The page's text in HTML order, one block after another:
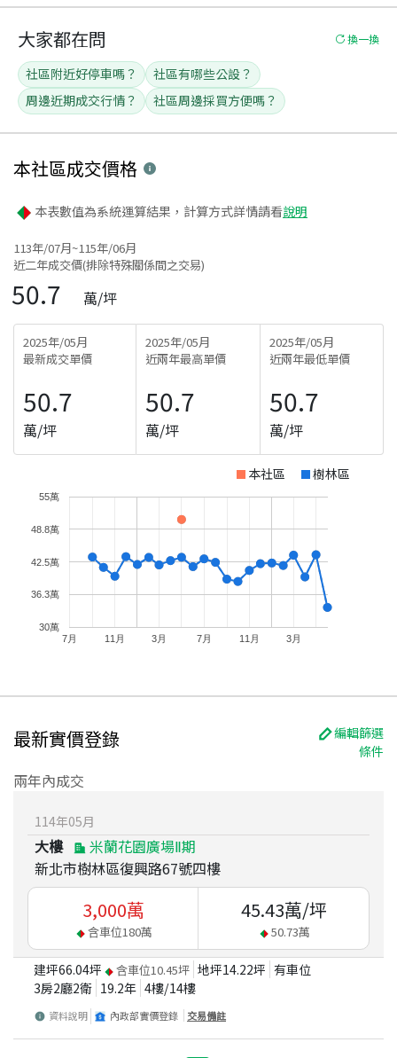
大家都在問 換一換
社區附近好停車嗎？
社區有哪些公設？
周邊近期成交行情？
社區周邊採買方便嗎？
本社區成交價格
本表數值為系統運算結果，計算方式詳情請看說明
113年/07月~115年/06月
近二年成交價(排除特殊關係間之交易)
50.7 萬/坪
2025年/05月
最新成交單價
50.7
萬/坪
2025年/05月
近兩年最高單價
50.7
萬/坪
2025年/05月
近兩年最低單價
50.7
萬/坪
本社區 樹林區
7月 11月 3月 7月 11月 3月
30萬
36.3萬
42.5萬
48.8萬
55萬
最新實價登錄
編輯篩選
條件
兩年內成交
114年05月
大樓
米蘭花園廣場Ⅱ期
新北市樹林區復興路67號四樓
3,000萬
含車位180萬
45.43萬/坪
50.73萬
建坪66.04坪 含車位10.45坪 地坪14.22坪 有車位
3房2廳2衛 19.2年 4樓/14樓
資料說明 內政部實價登錄 交易備註